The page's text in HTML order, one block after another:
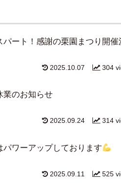
パート！感謝の栗園まつり開催
304
2025.10.07
のお知らせ
314
2025.09.24
パワーアップしております
525
2025.09.11